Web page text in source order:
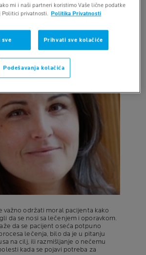
važno održati moral pacijenta kako
da se nosi sa lečenjem i oporavkom.
da se pacijent oseća potpuno
lečenja, bilo da je u pitanju
na cilj, ili razmišljanje o nečemu
kada se pojavi potreba za
mi i naši partneri koristimo Vaše lične podatke
Politici privatnosti. Politika Privatnosti
sve Prihvati sve kolačiće
Podešavanja kolačića